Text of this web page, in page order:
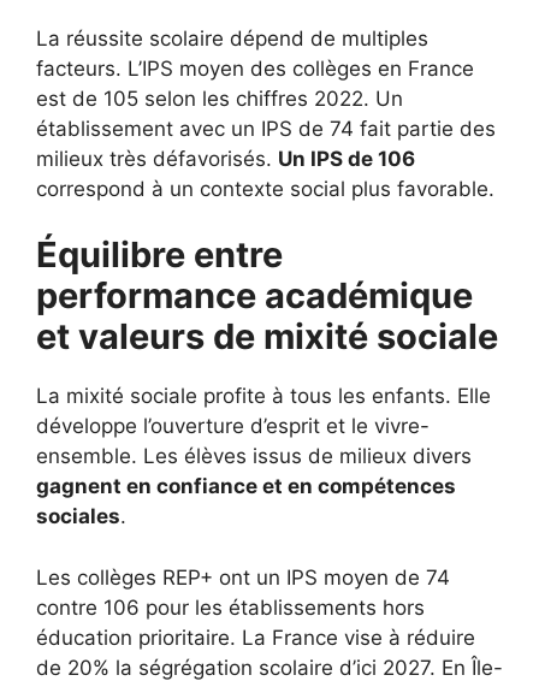
La réussite scolaire dépend de multiples
facteurs. L’IPS moyen des collèges en France
est de 105 selon les chiffres 2022. Un
établissement avec un IPS de 74 fait partie des
milieux très défavorisés. Un IPS de 106
correspond à un contexte social plus favorable.
Équilibre entre
performance académique
et valeurs de mixité sociale
La mixité sociale profite à tous les enfants. Elle
développe l’ouverture d’esprit et le vivre-
ensemble. Les élèves issus de milieux divers
gagnent en confiance et en compétences
sociales.
Les collèges REP+ ont un IPS moyen de 74
contre 106 pour les établissements hors
éducation prioritaire. La France vise à réduire
de 20% la ségrégation scolaire d’ici 2027. En Île-